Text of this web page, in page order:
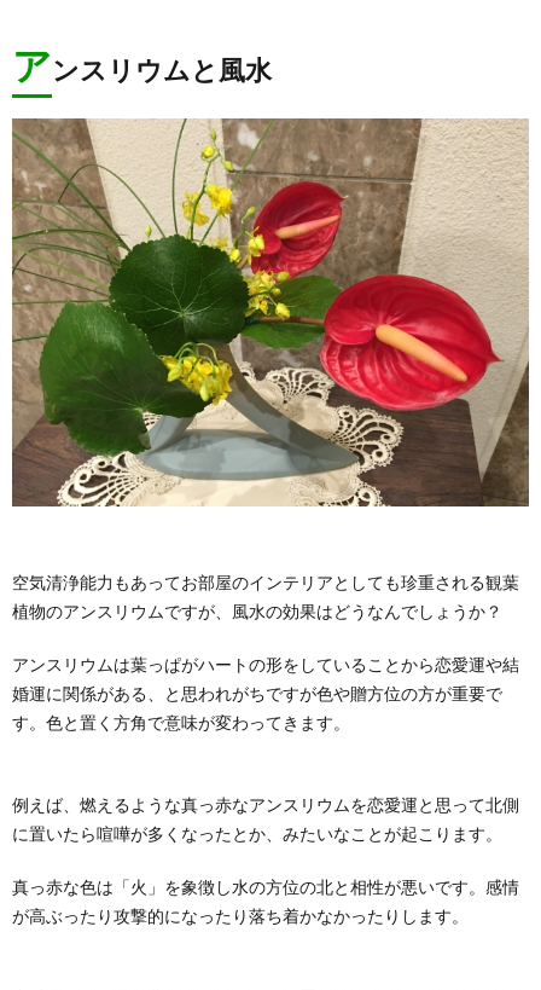
アンスリウムと風水
空気清浄能力もあってお部屋のインテリアとしても珍重される観葉
植物のアンスリウムですが、風水の効果はどうなんでしょうか？
アンスリウムは葉っぱがハートの形をしていることから恋愛運や結
婚運に関係がある、と思われがちですが色や贈方位の方が重要で
す。色と置く方角で意味が変わってきます。
例えば、燃えるような真っ赤なアンスリウムを恋愛運と思って北側
に置いたら喧嘩が多くなったとか、みたいなことが起こります。
真っ赤な色は「火」を象徴し水の方位の北と相性が悪いです。感情
が高ぶったり攻撃的になったり落ち着かなかったりします。